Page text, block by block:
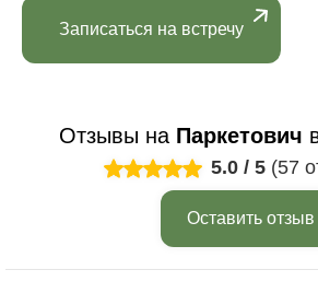
Записаться на встречу
Отзывы на Паркетович
5.0 / 5 (57
Оставить отзыв